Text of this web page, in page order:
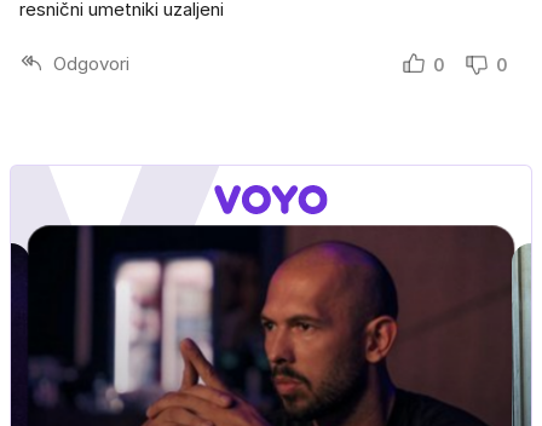
resnični umetniki uzaljeni
Odgovori 0 0